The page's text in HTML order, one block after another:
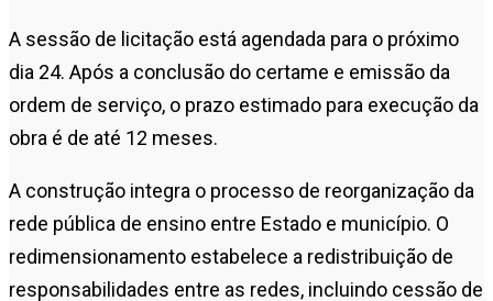
A sessão de licitação está agendada para o próximo
dia 24. Após a conclusão do certame e emissão da
ordem de serviço, o prazo estimado para execução da
obra é de até 12 meses.
A construção integra o processo de reorganização da
rede pública de ensino entre Estado e município. O
redimensionamento estabelece a redistribuição de
responsabilidades entre as redes, incluindo cessão de